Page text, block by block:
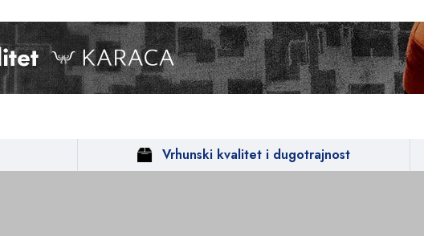
Vrhunski kvalitet i dugotrajnost